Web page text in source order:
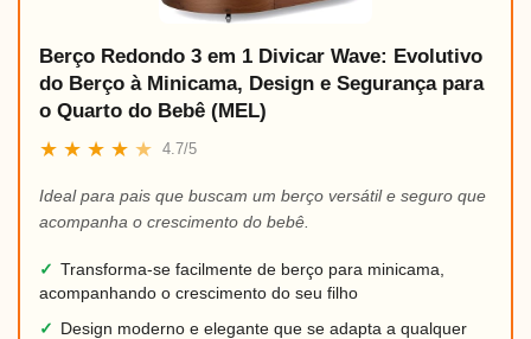
Berço Redondo 3 em 1 Divicar Wave: Evolutivo
do Berço à Minicama, Design e Segurança para
o Quarto do Bebê (MEL)
★ ★ ★ ★ ★ 4.7/5
Ideal para pais que buscam um berço versátil e seguro que
acompanha o crescimento do bebê.
✓ Transforma-se facilmente de berço para minicama,
acompanhando o crescimento do seu filho
✓
Design moderno e elegante que se adapta a qualquer